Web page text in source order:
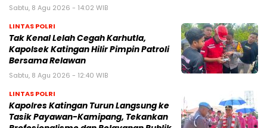
Sabtu, 8 Agu 2026 - 14:02 WIB
LINTAS POLRI
Tak Kenal Lelah Cegah Karhutla,
Kapolsek Katingan Hilir Pimpin Patroli
Bersama Relawan
Sabtu, 8 Agu 2026 - 12:40 WIB
LINTAS POLRI
Kapolres Katingan Turun Langsung ke
Tasik Payawan-Kamipang, Tekankan